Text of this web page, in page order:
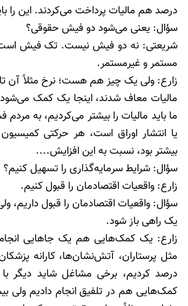
درصد هم مالیات پرداخت می‌کردند. این را
سؤال: یعنی می‌شود دو فیش حقوقی؟
شریعتی: نه دو فیش نیست. تک فیش
مستمر و غیرمستمر.
مالیات معاف شدند، اینجا یک کمک می‌شود،
ما باید مالیات را بیشتر می‌کردیم، به
یا انتشار اوراق است، هر حرکتی
بیشتر بود، نسبت به این افزایش....
سؤال: شرایط سرمایه‌گذاری را تسهیل کنیم؟
زارع: واقعیات اقتصادمان را قبول کنیم.
سؤال: واقعیات اقتصادمان را قبول داریم،
یک راهی باز شود.
زارع: یک کمک‌هایی هم یک جا‌هایی انجام
درصد کردیم، برخی مشاغل شاید دیگر
کمک‌هایی هم در تلفیق انجام دادیم ولی